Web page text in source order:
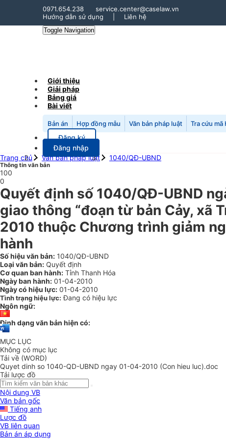
0971.654.238
service.center@caselaw.vn
Hướng dẫn sử dụng
Liên hệ
Toggle Navigation
Giới thiệu
Giải pháp
Bảng giá
Bài viết
Bản án Hợp đồng mẫu Văn bản pháp luật Tra cứu mã
Đăng ký
Đăng nhập
Trang chủ
Văn bản pháp luật 1040/QĐ-UBND
Thông tin văn bản
100
0
Quyết định số 1040/QĐ-UBND
giao thông “đoạn từ bản Cảy, xã
2010 thuộc Chương trình giảm
hành
Số hiệu văn bản: 1040/QĐ-UBND
Loại văn bản: Quyết định
Cơ quan ban hành: Tỉnh Thanh Hóa
Ngày ban hành: 01-04-2010
Ngày có hiệu lực: 01-04-2010
Tình trạng hiệu lực: Đang có hiệu lực
Ngôn ngữ:
Định dạng văn bản hiện có:
MỤC LỤC
Không có mục lục
Tải về (WORD)
Quyet dinh so 1040-QD-UBND ngay 01-04-2010 (Con hieu luc).doc
Tải lược đồ
Nội dung VB
Văn bản gốc
Tiếng anh
Lược đồ
VB liên quan
Bản án áp dụng